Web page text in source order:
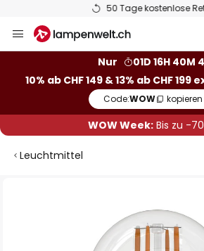
50 Tage kostenlose
Inhalt
Nur
01D 16H 40M
10% ab CHF 149 & 13% ab CHF 199
Code:WOW kopieren
WOW Week:Bis zu -
Leuchtmittel